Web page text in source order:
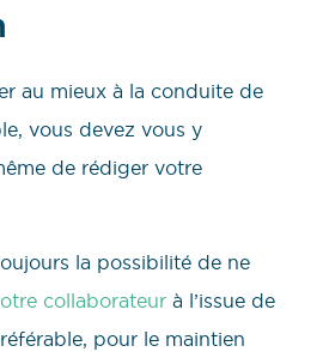
au mieux à la conduite de
vous devez vous y
de rédiger votre
la possibilité de ne
collaborateur à l’issue de
pour le maintien